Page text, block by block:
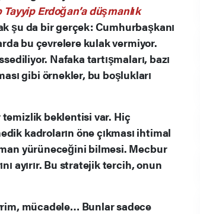
Tayyip Erdoğan’a düşmanlık
şu da bir gerçek: Cumhurbaşkanı
bu çevrelere kulak vermiyor.
Nafaka tartışmaları, bazı
gibi örnekler, bu boşlukları
beklentisi var. Hiç
kadroların öne çıkması ihtimal
yürüneceğini bilmesi. Mecbur
ayırır. Bu stratejik tercih, onun
mücadele… Bunlar sadece